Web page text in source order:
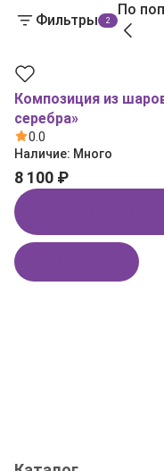
Фильтры 2
По
Композиция из
серебра»
0.0
Наличие: Много
8 100 ₽